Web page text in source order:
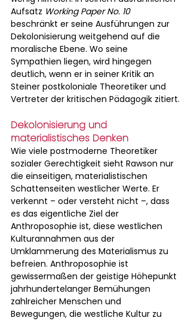
Aufsatz Working Paper No. 10
beschränkt er seine Ausführungen zur
Dekolonisierung weitgehend auf die
moralische Ebene. Wo seine
Sympathien liegen, wird hingegen
deutlich, wenn er in seiner Kritik an
Steiner postkoloniale Theoretiker und
Vertreter der kritischen Pädagogik zitiert.
Dekolonisierung und
materialistisches Denken
Wie viele postmoderne Theoretiker
sozialer Gerechtigkeit sieht Rawson nur
die einseitigen, materialistischen
Schattenseiten westlicher Werte. Er
verkennt – oder versteht nicht –, dass
es das eigentliche Ziel der
Anthroposophie ist, diese westlichen
Kulturannahmen aus der
Umklammerung des Materialismus zu
befreien. Anthroposophie ist
gewissermaßen der geistige Höhepunkt
jahrhundertelanger Bemühungen
zahlreicher Menschen und
Bewegungen, die westliche Kultur zu